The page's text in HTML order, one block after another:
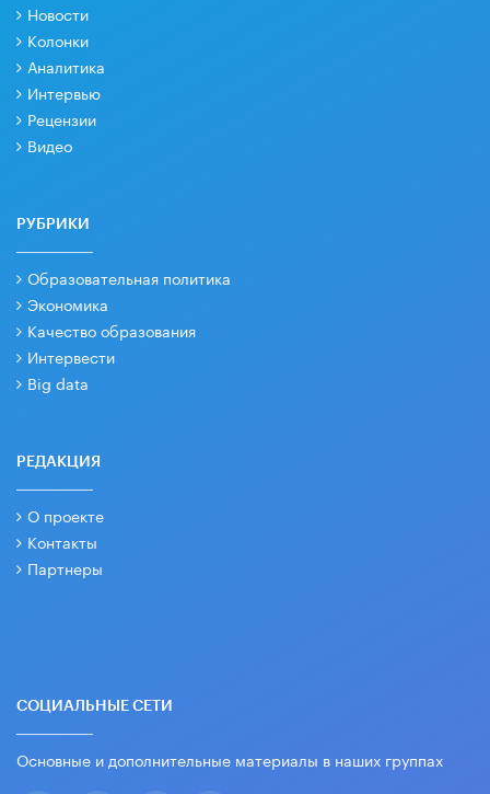
Новости
Колонки
Аналитика
Интервью
Рецензии
Видео
РУБРИКИ
Образовательная политика
Экономика
Качество образования
Интервести
Big data
РЕДАКЦИЯ
О проекте
Контакты
Партнеры
СОЦИАЛЬНЫЕ СЕТИ
Основные и дополнительные материалы в наших группах